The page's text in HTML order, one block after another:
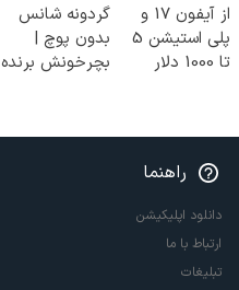
از آیفون 17 و
پلی استیشن 5
تا 1000 دلار
گردونه شانس
بدون پوچ |
بچرخونش برنده
راهنما
دانلود اپلیکیشن
ارتباط با ما
تبلیغات